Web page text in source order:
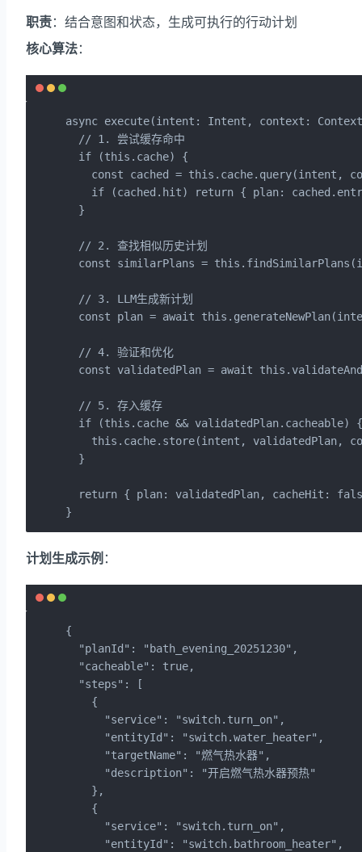
职责：结合意图和状态，生成可执行的行动计划
核心算法：
async execute(intent: Intent, context:
  // 1. 尝试缓存命中
  if (this.cache) {
const cached = this.cache.query(intent,
if (cached.hit) return { plan:
  }
  // 2. 查找相似历史计划
const similarPlans =
  // 3. LLM生成新计划
const plan = await
  // 4. 验证和优化
const validatedPlan = await
  // 5. 存入缓存
  if (this.cache && validatedPlan.cacheable) {
this.cache.store(intent, validatedPlan,
  }
return { plan: validatedPlan, cacheHit:
}
计划生成示例 ：
{
  "planId": "bath_evening_20251230",
  "cacheable": true,
  "steps": [
    {
      "service": "switch.turn_on",
      "entityId": "switch.water_heater",
      "targetName": "燃气热水器",
      "description": "开启燃气热水器预热"
    },
    {
      "service": "switch.turn_on",
      "entityId": "switch.bathroom_heater",